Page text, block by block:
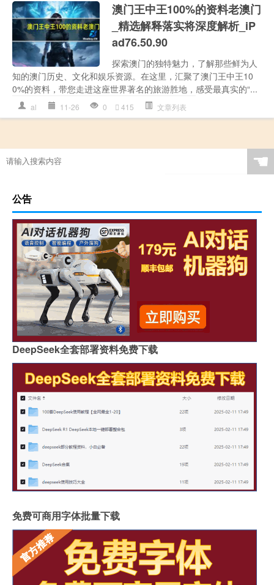
澳门王中王100%的资料老澳门
_精选解释落实将深度解析_iP
ad76.50.90
探索澳门的独特魅力，了解那些鲜为人
知的澳门历史、文化和娱乐资源。在这里，汇聚了澳门王中王10
0%的资料，带您走进这座世界著名的旅游胜地，感受最真实的“...
al 11-26 0 415 文章列表
☚
公告
DeepSeek全套部署资料免费下载
免费可商用字体批量下载